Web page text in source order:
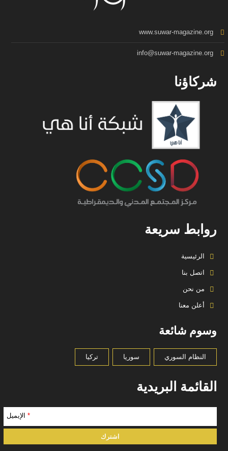
www.suwar-magazine.org
info@suwar-magazine.org
شركاؤنا
روابط سريعة
الرئيسية
اتصل بنا
من نحن
أعلن معنا
وسوم شائعة
النظام السوري سوريا تركيا
القائمة البريدية
* الإيميل